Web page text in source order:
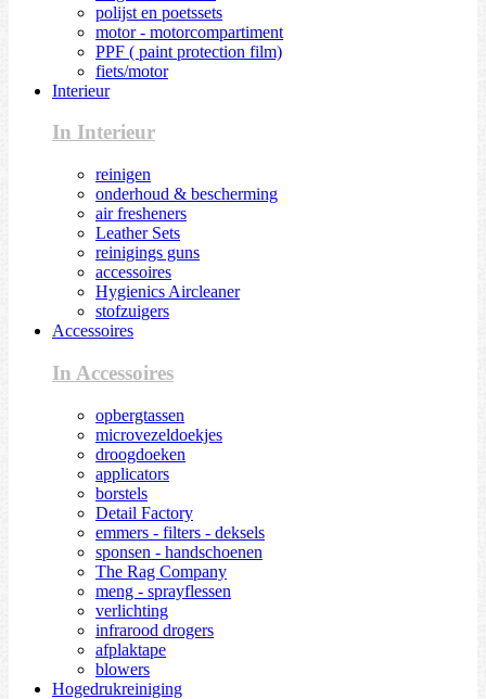
polijst en poetssets
motor - motorcompartiment
PPF ( paint protection film)
fiets/motor
Interieur
In Interieur
reinigen
onderhoud & bescherming
air fresheners
Leather Sets
reinigings guns
accessoires
Hygienics Aircleaner
stofzuigers
Accessoires
In Accessoires
opbergtassen
microvezeldoekjes
droogdoeken
applicators
borstels
Detail Factory
emmers - filters - deksels
sponsen - handschoenen
The Rag Company
meng - sprayflessen
verlichting
infrarood drogers
afplaktape
blowers
Hogedrukreiniging